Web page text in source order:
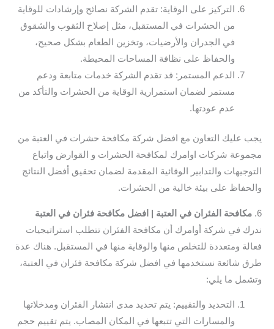
التركيز على الوقاية: تقدم الشركة نصائح وإرشادات للوقاية
من الحشرات في المستقبل، مثل إصلاح الثقوب والشقوق
في الجدران والأرضيات، وتخزين الطعام بشكل صحيح،
والحفاظ على نظافة المساحات المحيطة.
الدعم المستمر: قد تقدم الشركة خدمات متابعة ودعم
مستمر لضمان استمرارية الوقاية من الحشرات والتأكد من
عدم عودتها.
يجب عليك التعاون مع افضل شركة مكافحة حشرات في العتبة من
مجموعة شركات اوامرك لمكافحة الحشرات و القوارض واتباع
التوجيهات والتدابير الوقائية المقدمة لضمان تحقيق أفضل النتائج
والحفاظ على بيئة خالية من الحشرات.
6. مكافحة الفئران في العتبة | افضل مكافحة فئران في العتبة
ندرك في شركة أوامرك أن مكافحة الفئران تتطلب استراتيجيات
فعالة ومتعددة للتخلص منها والوقاية منها في المستقبل. هناك عدة
طرق شائعة نستخدمها في افضل شركة مكافحة فئران في العتبة،
وتشمل ما يلي:
التحديد والتقييم: يتم تحديد مدى انتشار الفئران ومدخلاتها
والمسارات التي تتبعها في المكان المصاب. يتم تقييم حجم